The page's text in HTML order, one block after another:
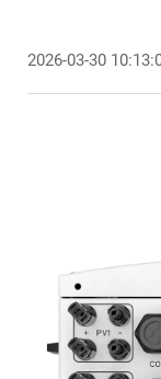
2026-03-30